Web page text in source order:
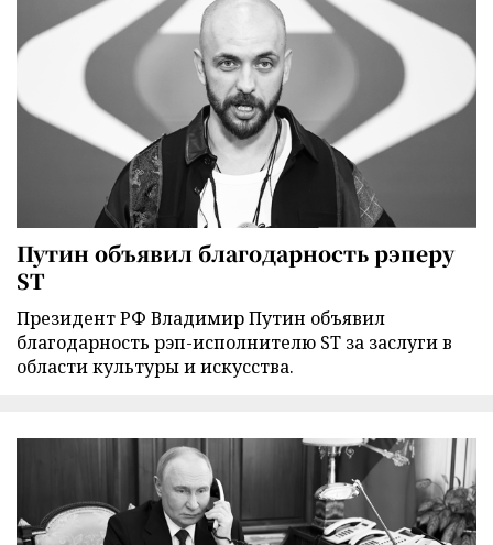
Путин объявил благодарность рэперу
ST
Президент РФ Владимир Путин объявил
благодарность рэп-исполнителю ST за заслуги в
области культуры и искусства.